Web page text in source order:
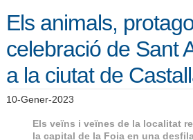
Els animals,
celebració de Sant
a la ciutat de
10-Gener-2023
Els veïns i veïnes de la localitat
la capital de la Foia en una